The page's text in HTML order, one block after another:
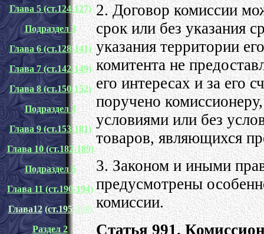
Глава 5 (ст.124-127)
Подраздел 3
Глава 6 (ст.128-141)
Глава 7 (ст.142-149)
Глава 8 (ст.150-152)
Подраздел 3
Глава 9 (ст.153-181)
Глава 10 (ст.182-189)
Подраздел 5
Глава 11 (ст.190-194)
Глава12 (ст.195-208)
Раздел 2
2. Договор комиссии
срок или без указания
указания территории
комитента не
его интересах и за его
поручено комиссионеру,
условиями или без
товаров, являющихся
3. Законом и иными
предусмотрены
комиссии.
Статья 991.